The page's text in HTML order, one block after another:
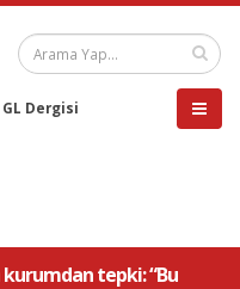
Dergisi
kurumdan tepki: “Bu